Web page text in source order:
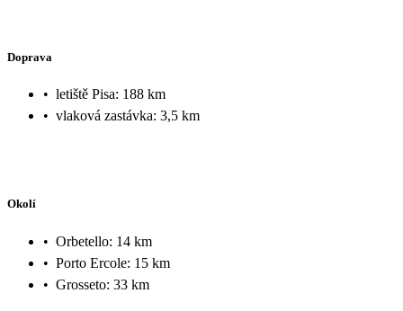
Doprava
• letiště Pisa: 188 km
• vlaková zastávka: 3,5 km
Okolí
• Orbetello: 14 km
• Porto Ercole: 15 km
• Grosseto: 33 km